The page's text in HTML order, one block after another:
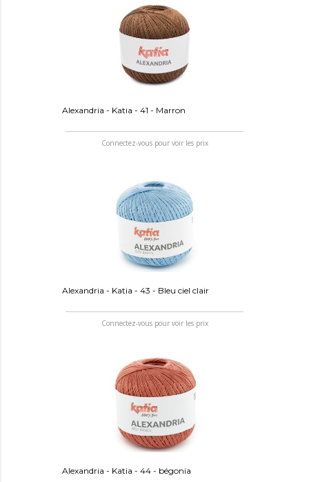
Alexandria - Katia - 41 - Marron
Connectez-vous pour voir les prix
Alexandria - Katia - 43 - Bleu ciel clair
Connectez-vous pour voir les prix
Alexandria - Katia - 44 - bégonia